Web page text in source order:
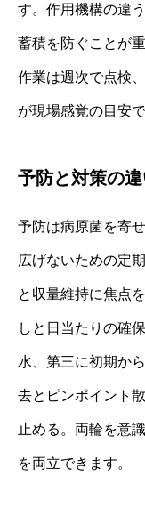
す。作用機構の違
蓄積を防ぐことが重
作業は週次で点検
が現場感覚の目安で
予防と対策の
予防は病原菌を寄
広げないための定
と収量維持に焦点
しと日当たりの確
水、第三に初期か
去とピンポイント
止める。両輪を意
を両立できます。